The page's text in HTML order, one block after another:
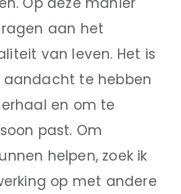
aan het
van leven. Het is
aandacht te hebben
en om te
past. Om
helpen, zoek ik
op met andere